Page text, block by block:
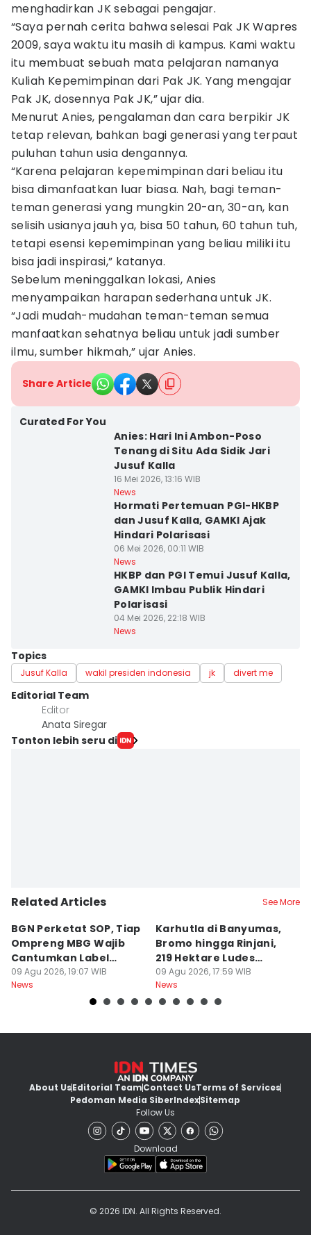
menghadirkan JK sebagai pengajar.
“Saya pernah cerita bahwa selesai Pak JK Wapres
2009, saya waktu itu masih di kampus. Kami waktu
itu membuat sebuah mata pelajaran namanya
Kuliah Kepemimpinan dari Pak JK. Yang mengajar
Pak JK, dosennya Pak JK,” ujar dia.
Menurut Anies, pengalaman dan cara berpikir JK
tetap relevan, bahkan bagi generasi yang terpaut
puluhan tahun usia dengannya.
“Karena pelajaran kepemimpinan dari beliau itu
bisa dimanfaatkan luar biasa. Nah, bagi teman-
teman generasi yang mungkin 20-an, 30-an, kan
selisih usianya jauh ya, bisa 50 tahun, 60 tahun tuh,
tetapi esensi kepemimpinan yang beliau miliki itu
bisa jadi inspirasi,” katanya.
Sebelum meninggalkan lokasi, Anies
menyampaikan harapan sederhana untuk JK.
“Jadi mudah-mudahan teman-teman semua
manfaatkan sehatnya beliau untuk jadi sumber
ilmu, sumber hikmah,” ujar Anies.
Share Article
Curated For You
Anies: Hari Ini Ambon-Poso
Tenang di Situ Ada Sidik Jari
Jusuf Kalla
16 Mei 2026, 13:16 WIB
News
Hormati Pertemuan PGI-HKBP
dan Jusuf Kalla, GAMKI Ajak
Hindari Polarisasi
06 Mei 2026, 00:11 WIB
News
HKBP dan PGI Temui Jusuf Kalla,
GAMKI Imbau Publik Hindari
Polarisasi
04 Mei 2026, 22:18 WIB
News
Topics
Jusuf Kalla wakil presiden indonesia jk divert me
Editorial Team
Editor
Anata Siregar
Tonton lebih seru di
Related Articles See More
BGN Perketat SOP, Tiap
Ompreng MBG Wajib
Cantumkan Label
Waktu Makan
09 Agu 2026, 19:07 WIB
News
Karhutla di Banyumas,
Bromo hingga Rinjani,
219 Hektare Ludes
Terbakar
09 Agu 2026, 17:59 WIB
News
About UsEditorial TeamContact UsTerms of Services
Pedoman Media SiberIndexSitemap
Follow Us
Download
© 2026 IDN. All Rights Reserved.